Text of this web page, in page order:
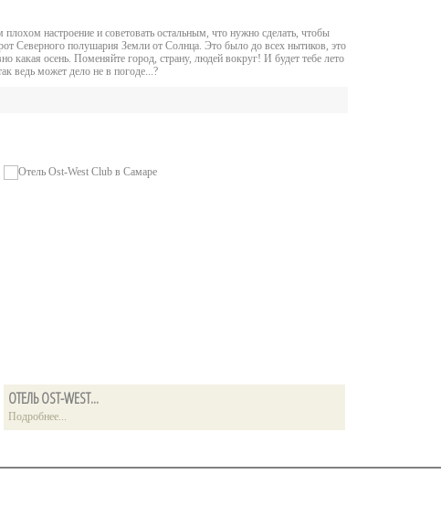
настроение и советовать остальным, что нужно сделать, чтобы
Северного полушария Земли от Солнца. Это было до всех нытиков, это
какая осень. Поменяйте город, страну, людей вокруг! И будет тебе лето
ведь может дело не в погоде...?
ОТЕЛЬ OST-WEST...
Подробнее...